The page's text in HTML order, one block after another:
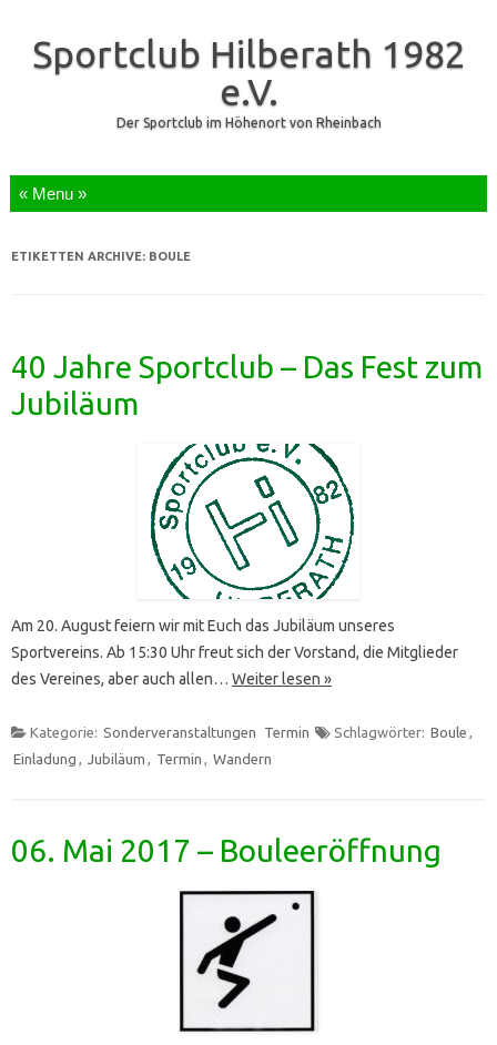
Sportclub Hilberath 1982
e.V.
Der Sportclub im Höhenort von Rheinbach
Zum Inhalt springen
ETIKETTEN ARCHIVE: BOULE
40 Jahre Sportclub – Das Fest zum
Jubiläum
Am 20. August feiern wir mit Euch das Jubiläum unseres
Sportvereins. Ab 15:30 Uhr freut sich der Vorstand, die Mitglieder
des Vereines, aber auch allen… Weiter lesen »
Kategorie: Sonderveranstaltungen Termin Schlagwörter: Boule ,
Einladung , Jubiläum , Termin , Wandern
06. Mai 2017 – Bouleeröffnung